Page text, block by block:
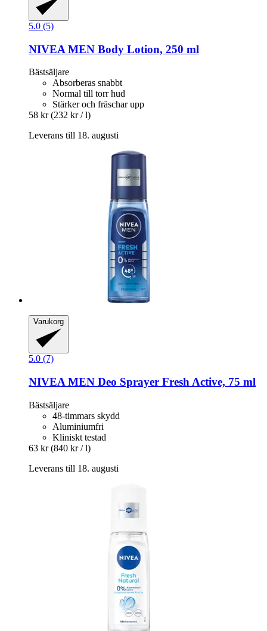
5.0 (5)
NIVEA MEN Body Lotion, 250 ml
Bästsäljare
Absorberas snabbt
Normal till torr hud
Stärker och fräschar upp
58 kr (232 kr / l)
Leverans till 18. augusti
Varukorg
5.0 (7)
NIVEA MEN Deo Sprayer Fresh Active, 75 ml
Bästsäljare
48-timmars skydd
Aluminiumfri
Kliniskt testad
63 kr (840 kr / l)
Leverans till 18. augusti